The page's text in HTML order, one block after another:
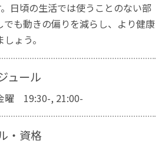
日頃の生活では使うことのない部
も動きの偏りを減らし、より健康
ょう。
ュール
曜 19:30-, 21:00-
・資格